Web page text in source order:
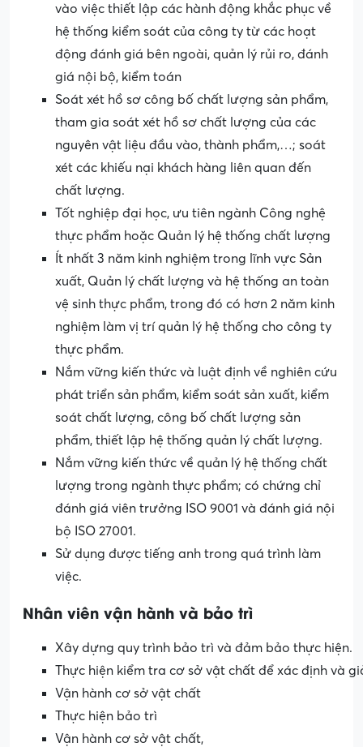
vào việc thiết lập các hành động khắc phục về
hệ thống kiểm soát của công ty từ các hoạt
động đánh giá bên ngoài, quản lý rủi ro, đánh
giá nội bộ, kiểm toán
Soát xét hồ sơ công bố chất lượng sản phẩm,
tham gia soát xét hồ sơ chất lượng của các
nguyên vật liệu đầu vào, thành phẩm,…; soát
xét các khiếu nại khách hàng liên quan đến
chất lượng.
Tốt nghiệp đại học, ưu tiên ngành Công nghệ
thực phẩm hoặc Quản lý hệ thống chất lượng
Ít nhất 3 năm kinh nghiệm trong lĩnh vực Sản
xuất, Quản lý chất lượng và hệ thống an toàn
vệ sinh thực phẩm, trong đó có hơn 2 năm kinh
nghiệm làm vị trí quản lý hệ thống cho công ty
thực phẩm.
Nắm vững kiến thức và luật định về nghiên cứu
phát triển sản phẩm, kiểm soát sản xuất, kiểm
soát chất lượng, công bố chất lượng sản
phẩm, thiết lập hệ thống quản lý chất lượng.
Nắm vững kiến thức về quản lý hệ thống chất
lượng trong ngành thực phẩm; có chứng chỉ
đánh giá viên trưởng ISO 9001 và đánh giá nội
bộ ISO 27001.
Sử dụng được tiếng anh trong quá trình làm
việc.
Nhân viên vận hành và bảo trì
Xây dựng quy trình bảo trì và đảm bảo thực hiện.
Thực hiện kiểm tra cơ sở vật chất để xác định và
Vận hành cơ sở vật chất
Thực hiện bảo trì
Vận hành cơ sở vật chất,